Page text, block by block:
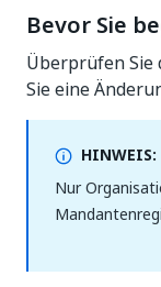
Bevor Sie
Überprüfen Sie
Sie eine
HINWEIS:
Nur